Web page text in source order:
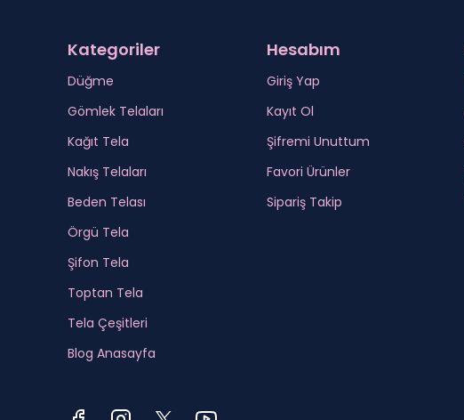
Kategoriler
Düğme
Gömlek Telaları
Kağıt Tela
Nakış Telaları
Beden Telası
Örgü Tela
Şifon Tela
Toptan Tela
Tela Çeşitleri
Blog Anasayfa
Hesabım
Giriş Yap
Kayıt Ol
Şifremi Unuttum
Favori Ürünler
Sipariş Takip